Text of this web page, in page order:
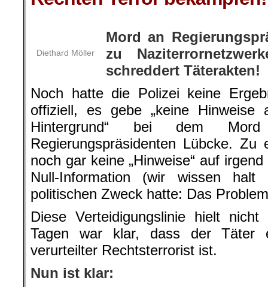
Diethard Möller
Mord an
zu
schreddert Täterakten!
Noch hatte die Polizei keine
offiziell, es gebe „keine Hinweise
Hintergrund“ bei dem
Regierungspräsidenten Lübcke.
noch gar keine „Hinweise“ auf
Null-Information (wir wissen
politischen Zweck hatte: Das
Diese Verteidigungslinie hielt
Tagen war klar, dass der Täter
verurteilter Rechtsterrorist ist.
Nun ist klar: